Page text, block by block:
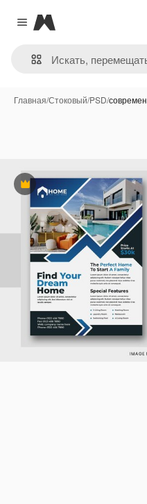
Close menu
Magnific
Главная/Стоковый/PSD/
Премиум